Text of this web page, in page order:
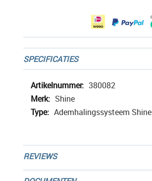
SPECIFICATIES
Meer
informatie
380082
Shine
Ademhalingssysteem Shine
REVIEWS